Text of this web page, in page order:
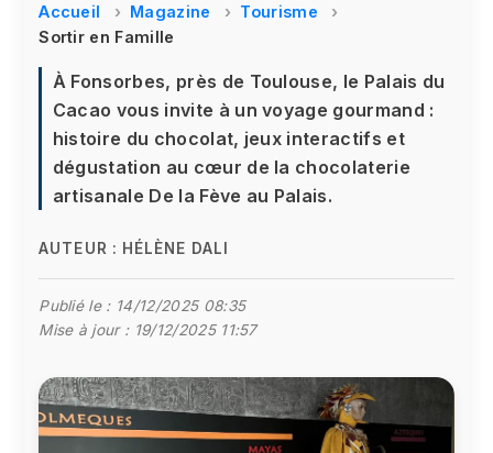
Accueil Magazine
Tourisme
Sortir en Famille
À Fonsorbes, près de Toulouse, le Palais du
Cacao vous invite à un voyage gourmand :
histoire du chocolat, jeux interactifs et
dégustation au cœur de la chocolaterie
artisanale De la Fève au Palais.
AUTEUR : HÉLÈNE DALI
Publié le : 14/12/2025 08:35
Mise à jour : 19/12/2025 11:57